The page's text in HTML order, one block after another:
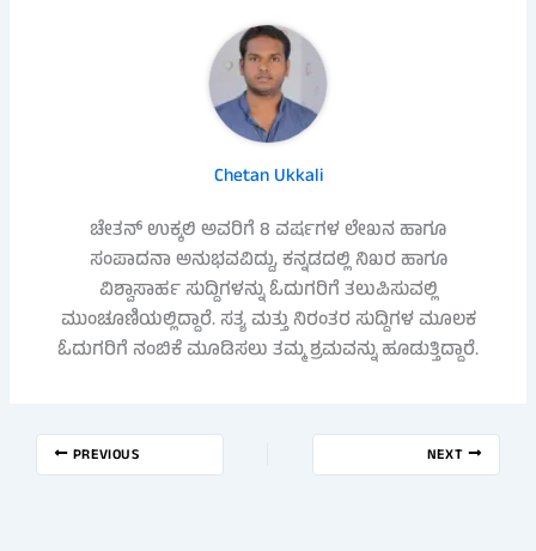
Chetan Ukkali
ಚೇತನ್ ಉಕ್ಕಲಿ ಅವರಿಗೆ 8 ವರ್ಷಗಳ ಲೇಖನ ಹಾಗೂ
ಸಂಪಾದನಾ ಅನುಭವವಿದ್ದು, ಕನ್ನಡದಲ್ಲಿ ನಿಖರ ಹಾಗೂ
ವಿಶ್ವಾಸಾರ್ಹ ಸುದ್ದಿಗಳನ್ನು ಓದುಗರಿಗೆ ತಲುಪಿಸುವಲ್ಲಿ
ಮುಂಚೂಣಿಯಲ್ಲಿದ್ದಾರೆ. ಸತ್ಯ ಮತ್ತು ನಿರಂತರ ಸುದ್ದಿಗಳ ಮೂಲಕ
ಓದುಗರಿಗೆ ನಂಬಿಕೆ ಮೂಡಿಸಲು ತಮ್ಮ ಶ್ರಮವನ್ನು ಹೂಡುತ್ತಿದ್ದಾರೆ.
PREVIOUS NEXT